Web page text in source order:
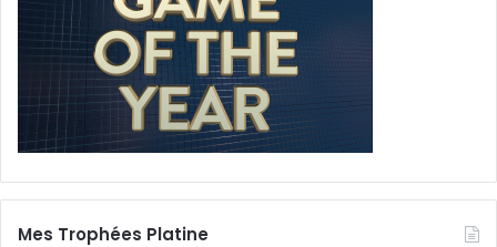
Mes Trophées Platine